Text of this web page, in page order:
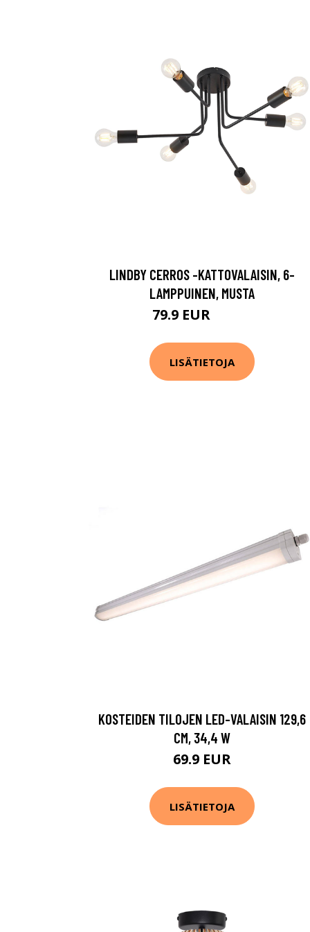
LINDBY CERROS -KATTOVALAISIN, 6-
LAMPPUINEN, MUSTA
79.9 EUR
LISÄTIETOJA
KOSTEIDEN TILOJEN LED-VALAISIN 129,6
CM, 34,4 W
69.9 EUR
LISÄTIETOJA